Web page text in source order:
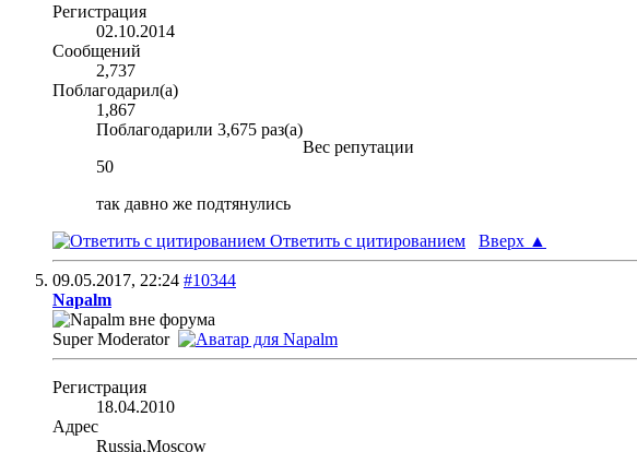
Регистрация
02.10.2014
Сообщений
2,737
Поблагодарил(а)
1,867
Поблагодарили 3,675 раз(а)
Вес репутации
50
так давно же подтянулись
Ответить с цитированием
Вверх ▲
09.05.2017, 22:24 #10344
Napalm
Super Moderator
Регистрация
18.04.2010
Адрес
Russia,Moscow